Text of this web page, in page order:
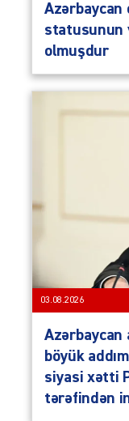
statusunun
olmuşdur
03.08.2026
Azərbaycan
böyük
siyasi xətti
tərəfindən